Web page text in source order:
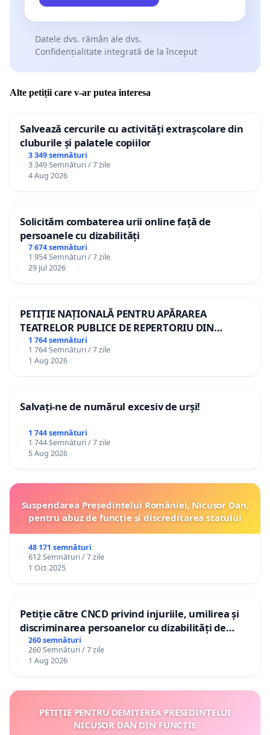
Datele dvs. rămân ale dvs.
Confidențialitate integrată de la început
Alte petiții care v-ar putea interesa
Salvează cercurile cu activități extrașcolare din
cluburile și palatele copiilor
3 349 semnături
3 349 Semnături / 7 zile
4 Aug 2026
Solicităm combaterea urii online față de
persoanele cu dizabilități
7 674 semnături
1 954 Semnături / 7 zile
29 Jul 2026
PETIȚIE NAȚIONALĂ PENTRU APĂRAREA
TEATRELOR PUBLICE DE REPERTORIU DIN
ROMÂNIA
1 764 semnături
1 764 Semnături / 7 zile
1 Aug 2026
Salvați-ne de numărul excesiv de urși!
1 744 semnături
1 744 Semnături / 7 zile
5 Aug 2026
Suspendarea Președintelui României, Nicușor Dan,
pentru abuz de funcție și discreditarea statului
48 171 semnături
612 Semnături / 7 zile
1 Oct 2025
Petiție către CNCD privind injuriile, umilirea și
discriminarea persoanelor cu dizabilități de
către utilizatorul TikTok „Gorici”
260 semnături
260 Semnături / 7 zile
1 Aug 2026
PETIȚIE PENTRU DEMITEREA PREȘEDINTELUI
NICUȘOR DAN DIN FUNCȚIE